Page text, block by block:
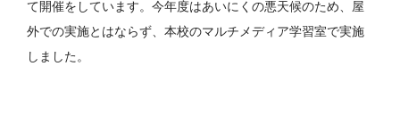
て開催をしています。今年度はあいにくの悪天候のため、屋
外での実施とはならず、本校のマルチメディア学習室で実施
しました。